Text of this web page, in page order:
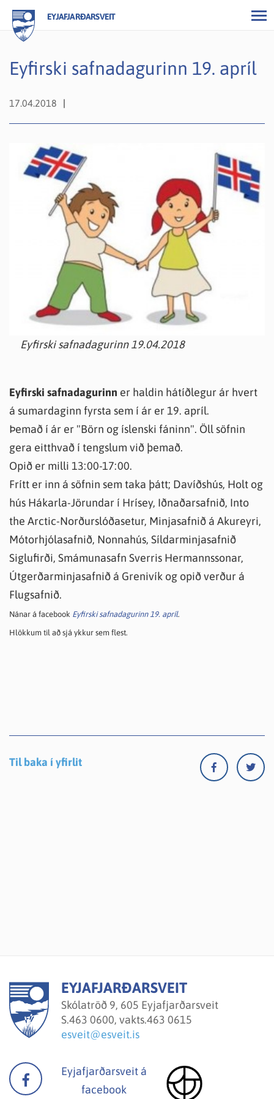
EYJAFJARÐARSVEIT
Eyfirski safnadagurinn 19. apríl
17.04.2018
Eyfirski safnadagurinn 19.04.2018
Eyfirski safnadagurinn er haldin hátíðlegur ár hvert
á sumardaginn fyrsta sem í ár er 19. apríl.
Þemað í ár er "Börn og íslenski fáninn". Öll söfnin
gera eitthvað í tengslum við þemað.
Opið er milli 13:00-17:00.
Frítt er inn á söfnin sem taka þátt; Davíðshús, Holt og
hús Hákarla-Jörundar í Hrísey, Iðnaðarsafnið, Into
the Arctic-Norðurslóðasetur, Minjasafnið á Akureyri,
Mótorhjólasafnið, Nonnahús, Síldarminjasafnið
Siglufirði, Smámunasafn Sverris Hermannssonar,
Útgerðarminjasafnið á Grenivík og opið verður á
Flugsafnið.
Nánar á facebook Eyfirski safnadagurinn 19. apríl.
Hlökkum til að sjá ykkur sem flest.
Til baka í yfirlit
EYJAFJARÐARSVEIT
Skólatröð 9, 605 Eyjafjarðarsveit
S.463 0600, vakts.463 0615
esveit@esveit.is
Eyjafjarðarsveit á
facebook